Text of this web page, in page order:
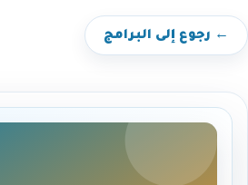
← رجوع إلى البرامج